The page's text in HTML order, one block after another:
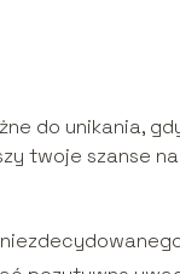
do unikania,
twoje szanse na